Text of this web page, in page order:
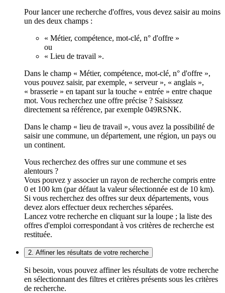
Pour lancer une recherche d'offres, vous devez saisir au moins
un des deux champs :
« Métier, compétence, mot-clé, n° d'offre »
ou
« Lieu de travail ».
Dans le champ « Métier, compétence, mot-clé, n° d'offre »,
vous pouvez saisir, par exemple, « serveur », « anglais »,
« brasserie » en tapant sur la touche « entrée » entre chaque
mot. Vous recherchez une offre précise ? Saisissez
directement sa référence, par exemple 049RSNK.
Dans le champ « lieu de travail », vous avez la possibilité de
saisir une commune, un département, une région, un pays ou
un continent.
Vous recherchez des offres sur une commune et ses
alentours ?
Vous pouvez y associer un rayon de recherche compris entre
0 et 100 km (par défaut la valeur sélectionnée est de 10 km).
Si vous recherchez des offres sur deux départements, vous
devez alors effectuer deux recherches séparées.
Lancez votre recherche en cliquant sur la loupe ; la liste des
offres d'emploi correspondant à vos critères de recherche est
restituée.
2. Affiner les résultats de votre recherche
Si besoin, vous pouvez affiner les résultats de votre recherche
en sélectionnant des filtres et critères présents sous les critères
de recherche.